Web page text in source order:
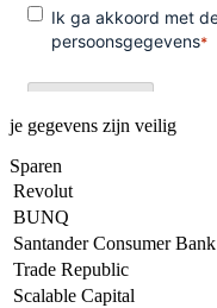
je gegevens zijn veilig
Sparen
Revolut
BUNQ
Santander Consumer Bank
Trade Republic
Scalable Capital